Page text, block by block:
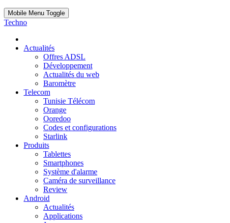
Mobile Menu Toggle
Techno
Actualités
Offres ADSL
Développement
Actualités du web
Baromètre
Telecom
Tunisie Télécom
Orange
Ooredoo
Codes et configurations
Starlink
Produits
Tablettes
Smartphones
Système d'alarme
Caméra de surveillance
Review
Android
Actualités
Applications